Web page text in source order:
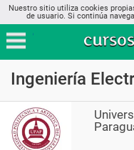
Nuestro sitio utiliza cookies
de usuario. Si continúa
Ingeniería